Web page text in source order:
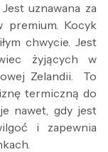
uznawana za
premium. Kocyk
chwycie. Jest
żyjących w
Zelandii. To
termiczną do
nawet, gdy jest
i zapewnia